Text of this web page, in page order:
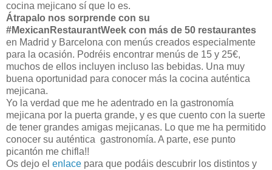
cocina mejicano sí que lo es.
Átrapalo nos sorprende con su
#MexicanRestaurantWeek con más de 50 restaurantes
en Madrid y Barcelona con menús creados especialmente
para la ocasión. Podréis encontrar menús de 15 y 25€,
muchos de ellos incluyen incluso las bebidas. Una muy
buena oportunidad para conocer más la cocina auténtica
mejicana.
Yo la verdad que me he adentrado en la gastronomía
mejicana por la puerta grande, y es que cuento con la suerte
de tener grandes amigas mejicanas. Lo que me ha permitido
conocer su auténtica gastronomía. A parte, ese punto
picantón me chifla!!
Os dejo el enlace para que podáis descubrir los distintos y